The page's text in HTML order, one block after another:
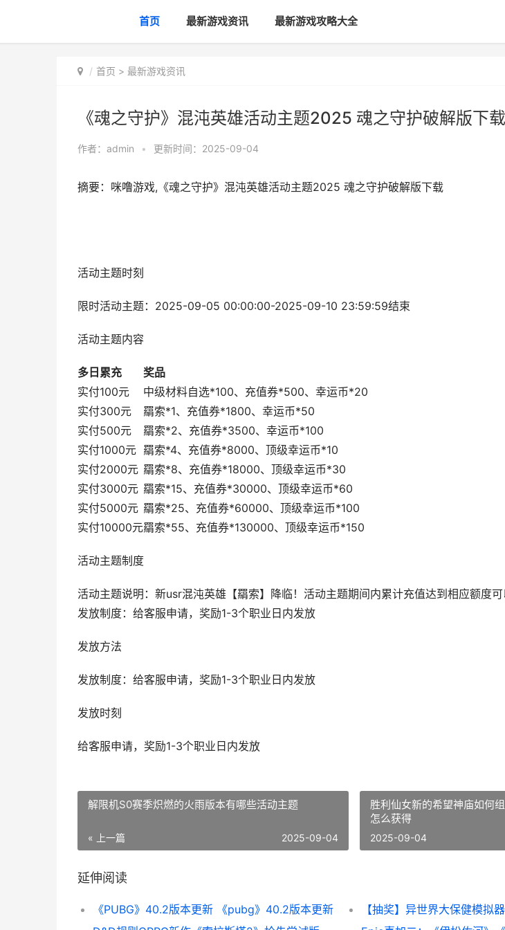
首页 最新游戏资讯 最新游戏攻略大全
首页 > 最新游戏资讯
《魂之守护》混沌英雄活动主题2025 魂之守护破解版下载
作者： admin • 更新时间：2025-09-04
摘要：咪噜游戏,《魂之守护》混沌英雄活动主题2025 魂之守护破解版下载
活动主题时刻
限时活动主题：2025-09-05 00:00:00-2025-09-10 23:59:59结束
活动主题内容
多日累充
奖品
实付100元
中级材料自选*100、充值券*500、幸运币*20
实付300元
羂索*1、充值券*1800、幸运币*50
实付500元
羂索*2、充值券*3500、幸运币*100
实付1000元 羂索*4、充值券*8000、顶级幸运币*10
实付2000元 羂索*8、充值券*18000、顶级幸运币*30
实付3000元 羂索*15、充值券*30000、顶级幸运币*60
实付5000元 羂索*25、充值券*60000、顶级幸运币*100
实付10000元羂索*55、充值券*130000、顶级幸运币*150
活动主题制度
活动主题说明：新usr混沌英雄【羂索】降临！活动主题期间内累计充值达到相应额度可
发放方法
发放制度：给客服申请，奖励1-3个职业日内发放
发放时刻
给客服申请，奖励1-3个职业日内发放
解限机S0赛季炽燃的火雨版本有哪些活动主题
« 上一篇 2025-09-04
胜利仙女新的希望神庙如何
怎么获得
2025-09-04
延伸阅读
《PUBG》40.2版本更新 《pubg》40.2版本更新